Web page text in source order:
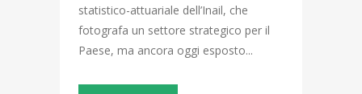
statistico-attuariale dell’Inail, che
fotografa un settore strategico per il
Paese, ma ancora oggi esposto...